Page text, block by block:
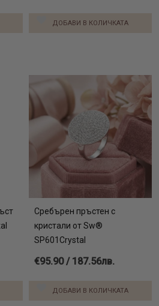
ДОБАВИ В КОЛИЧКАТА
Сребърен пръстен с
кристали от Sw®
SP601Crystal
€95.90 / 187.56лв.
ДОБАВИ В КОЛИЧКАТА